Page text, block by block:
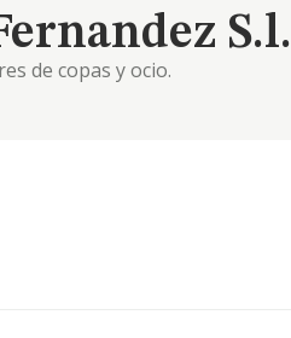
S.l.
de copas y ocio.